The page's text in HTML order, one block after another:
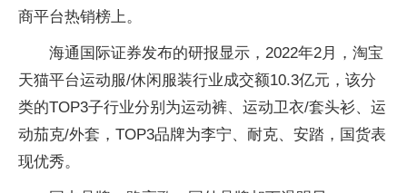
商平台热销榜上。
海通国际证券发布的研报显示，2022年2月，淘宝
天猫平台运动服/休闲服装行业成交额10.3亿元，该分
类的TOP3子行业分别为运动裤、运动卫衣/套头衫、运
动茄克/外套，TOP3品牌为李宁、耐克、安踏，国货表
现优秀。